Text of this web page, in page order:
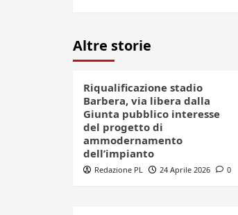
Altre storie
Riqualificazione stadio
Barbera, via libera dalla
Giunta pubblico interesse
del progetto di
ammodernamento
dell’impianto
Redazione PL 24 Aprile 2026 0